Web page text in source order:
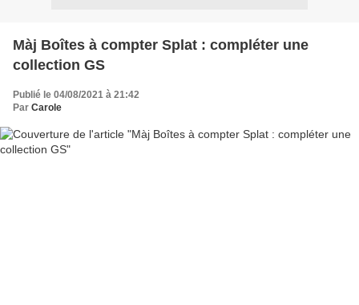
Màj Boîtes à compter Splat : compléter une
collection GS
Publié le 04/08/2021 à 21:42
Par Carole